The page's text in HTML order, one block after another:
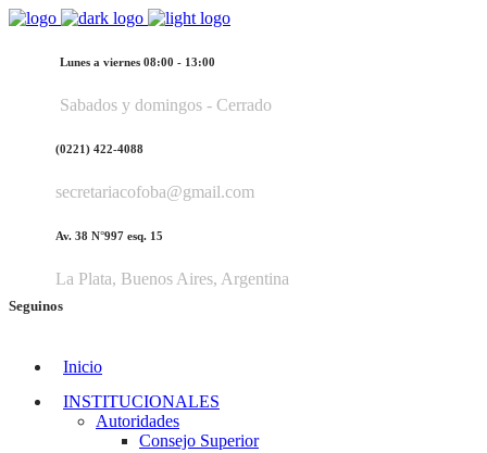
Lunes a viernes 08:00 - 13:00
Sabados y domingos - Cerrado
(0221) 422-4088
secretariacofoba@gmail.com
Av. 38 N°997 esq. 15
La Plata, Buenos Aires, Argentina
Seguinos
Inicio
INSTITUCIONALES
Autoridades
Consejo Superior